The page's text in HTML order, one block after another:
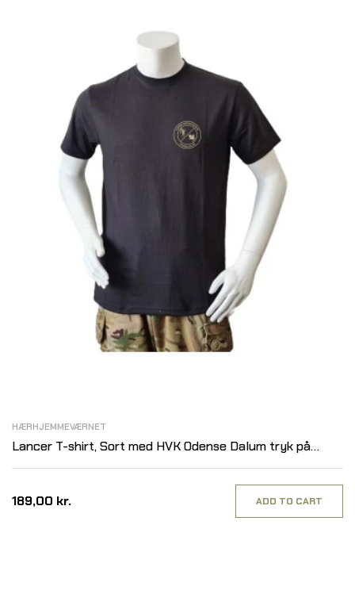
HÆRHJEMMEVÆRNET
Lancer T-shirt, Sort med HVK Odense Dalum tryk på
bryst
189,00 kr. ADD TO CART